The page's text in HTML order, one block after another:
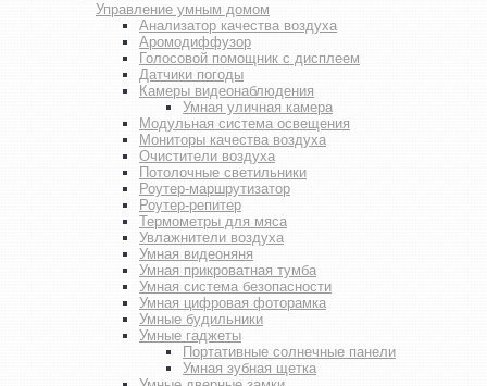
Управление умным домом
Анализатор качества воздуха
Аромодиффузор
Голосовой помощник с дисплеем
Датчики погоды
Камеры видеонаблюдения
Умная уличная камера
Модульная система освещения
Мониторы качества воздуха
Очистители воздуха
Потолочные светильники
Роутер-маршрутизатор
Роутер-репитер
Термометры для мяса
Увлажнители воздуха
Умная видеоняня
Умная прикроватная тумба
Умная система безопасности
Умная цифровая фоторамка
Умные будильники
Умные гаджеты
Портативные солнечные панели
Умная зубная щетка